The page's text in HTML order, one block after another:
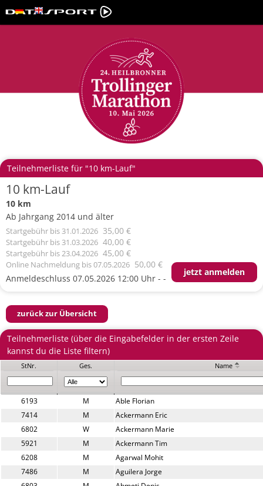
Teilnehmerliste für "10 km-Lauf"
10 km-Lauf
10 km
Ab Jahrgang 2014 und älter
Startgebühr bis 31.01.2026 35,00 €
Startgebühr bis 31.03.2026 40,00 €
Startgebühr bis 23.04.2026 45,00 €
Online Nachmeldung bis 07.05.2026 50,00 €
Anmeldeschluss 07.05.2026 12:00 Uhr - -
jetzt anmelden
zurück zur Übersicht
Teilnehmerliste (über die Eingabefelder in der ersten Zeile
kannst du die Liste filtern)
StNr. Ges. Name
6193 M
Able Florian
7414
M
Ackermann Eric
6802
W
Ackermann Marie
5921
M
Ackermann Tim
6208
M
Agarwal Mohit
7486
M
Aguilera Jorge